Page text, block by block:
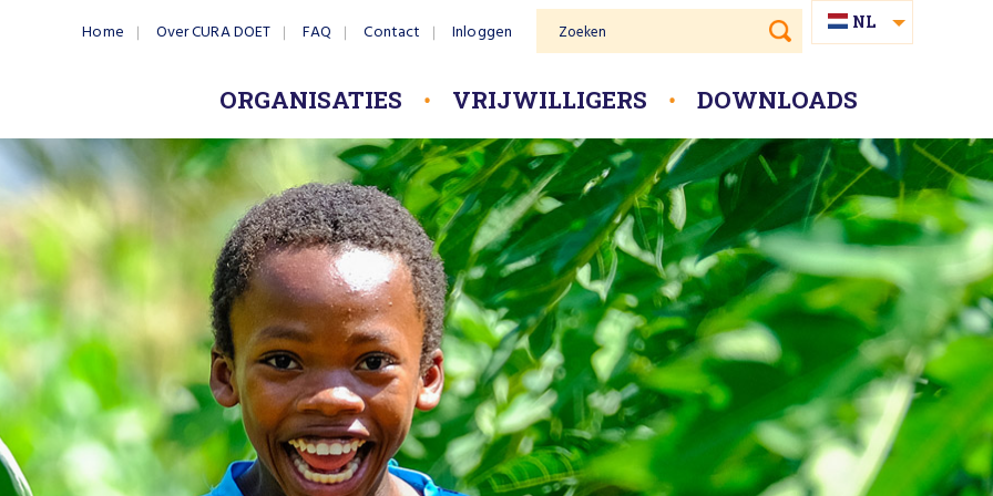
NL
ORGANISATIES VRIJWILLIGERS DOWNLOADS
Home Over CURA DOET FAQ Contact Inloggen Zoeken